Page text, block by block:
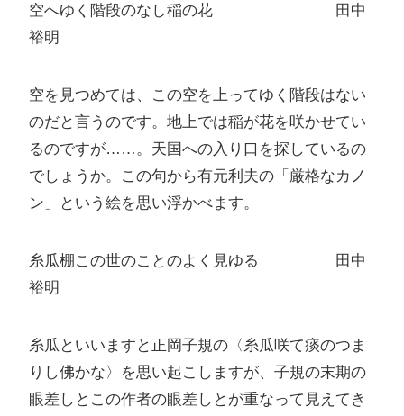
空へゆく階段のなし稲の花 田中
裕明
空を見つめては、この空を上ってゆく階段はない
のだと言うのです。地上では稲が花を咲かせてい
るのですが……。天国への入り口を探しているの
でしょうか。この句から有元利夫の「厳格なカノ
ン」という絵を思い浮かべます。
糸瓜棚この世のことのよく見ゆる 田中
裕明
糸瓜といいますと正岡子規の〈糸瓜咲て痰のつま
りし佛かな〉を思い起こしますが、子規の末期の
眼差しとこの作者の眼差しとが重なって見えてき